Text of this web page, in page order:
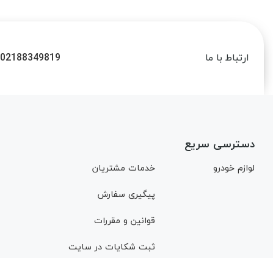
ارتباط با ما 02188349819
دسترسی سریع
لوازم خودرو خدمات مشتریان
پیگیری سفارش
قوانین و مقررات
ثبت شکایات در سایت